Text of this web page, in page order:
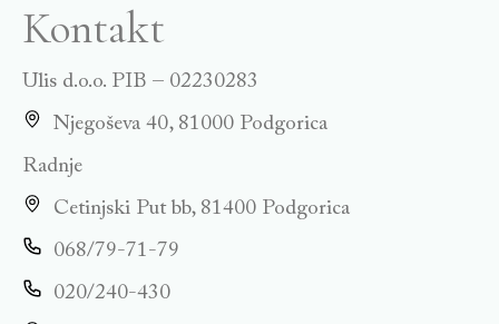
Kontakt
Ulis d.o.o. PIB – 02230283
Njegoševa 40, 81000 Podgorica
Radnje
Cetinjski Put bb, 81400 Podgorica
068/79-71-79
020/240-430